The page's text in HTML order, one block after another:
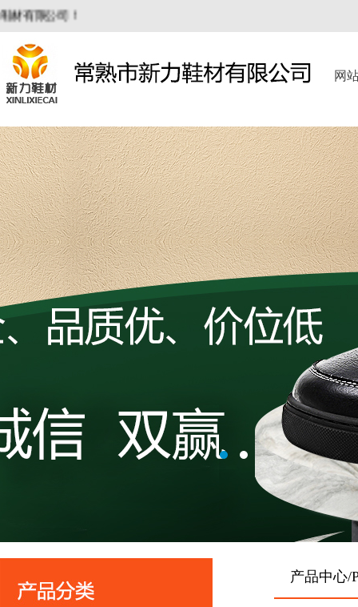
公司！
网
产品中心/